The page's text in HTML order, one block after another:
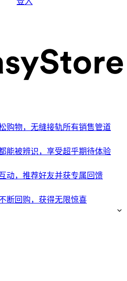
购物，无缝接轨所有销售管道
能被辨识，享受超乎期待体验
动，推荐好友并获专属回馈
断回购，获得无限惊喜